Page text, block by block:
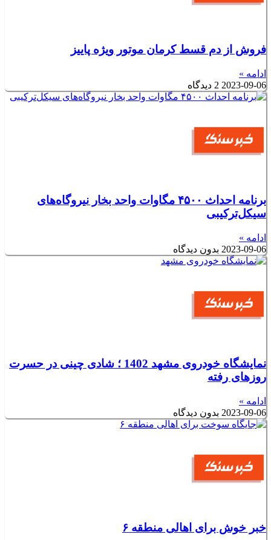
فروش از دم قسط کرمان موتور ویژه پاییز
ادامه »
2023-09-06 2 دیدگاه
برنامه احداث ۴۵۰۰ مگاوات واحد بخار نیروگاه‌های
سیکل‌ترکیبی
ادامه »
2023-09-06 بدون دیدگاه
نمایشگاه خودروی مشهد 1402 ؛ شادی چینی در حسرت
روزهای رفته
ادامه »
2023-09-06 بدون دیدگاه
خبر خوش برای اهالی منطقه ۶